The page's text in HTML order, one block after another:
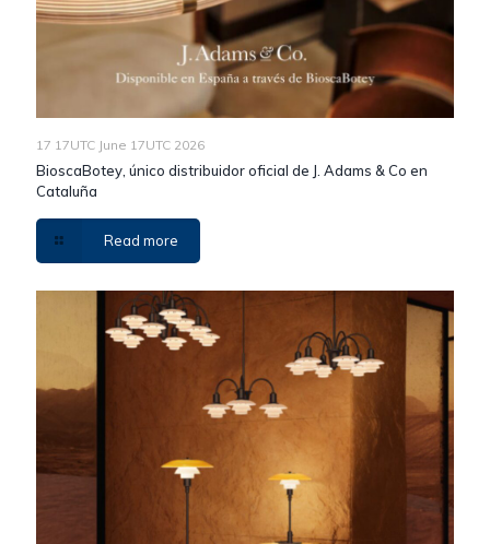
17 17UTC June 17UTC 2026
BioscaBotey, único distribuidor oficial de J. Adams & Co en
Cataluña
Read more